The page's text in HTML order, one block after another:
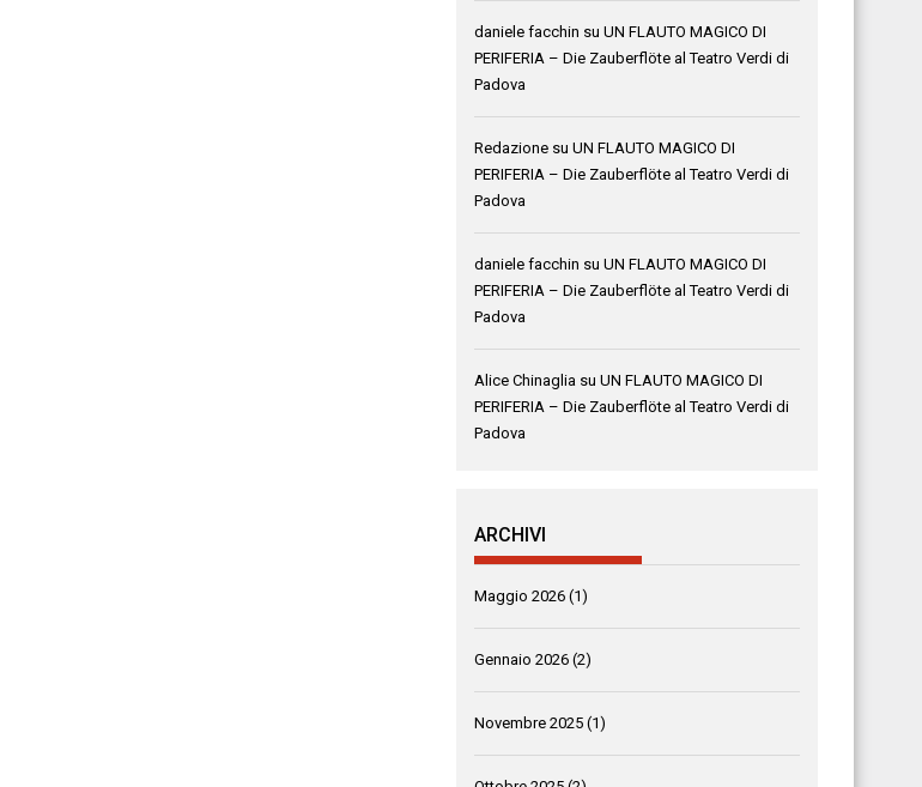
daniele facchin suUN FLAUTO MAGICO DI
PERIFERIA – Die Zauberflöte al Teatro Verdi di
Padova
Redazione suUN FLAUTO MAGICO DI
PERIFERIA – Die Zauberflöte al Teatro Verdi di
Padova
daniele facchin suUN FLAUTO MAGICO DI
PERIFERIA – Die Zauberflöte al Teatro Verdi di
Padova
Alice Chinaglia suUN FLAUTO MAGICO DI
PERIFERIA – Die Zauberflöte al Teatro Verdi di
Padova
ARCHIVI
Maggio 2026 (1)
Gennaio 2026 (2)
Novembre 2025 (1)